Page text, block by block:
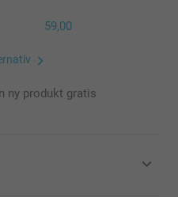
59,00
ny produkt gratis